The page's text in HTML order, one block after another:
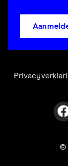
©